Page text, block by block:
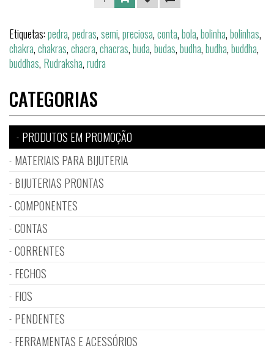
Etiquetas:pedra,pedras,semi,preciosa,conta,bola,bolinha,bolinhas,
chakra,chakras,chacra,chacras,buda,budas,budha,budha,buddha,
buddhas, Rudraksha,rudra
CATEGORIAS
PRODUTOS EM PROMOÇÃO
MATERIAIS PARA BIJUTERIA
BIJUTERIAS PRONTAS
COMPONENTES
CONTAS
CORRENTES
FECHOS
FIOS
PENDENTES
FERRAMENTAS E ACESSÓRIOS